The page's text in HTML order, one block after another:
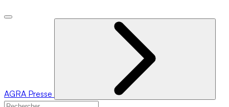
AGRA Presse